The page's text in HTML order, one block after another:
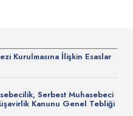
Kurulmasına İlişkin Esaslar
Serbest Muhasebeci
Kanunu Genel Tebliği